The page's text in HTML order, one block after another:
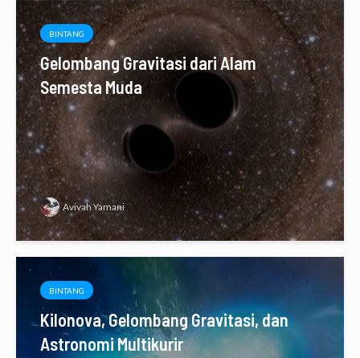
BINTANG
Gelombang Gravitasi dari Alam
Semesta Muda
Avivah Yamani
BINTANG
Kilonova, Gelombang Gravitasi, dan
Astronomi Multikurir